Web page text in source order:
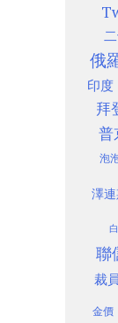
俄
印度
拜
普
泡
澤
聯
裁員
金價